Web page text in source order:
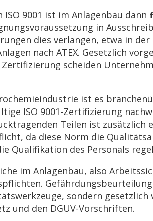
9001 ist im Anlagenbau dann
in
dies verlangen, etwa in
nach ATEX. Gesetzlich
scheiden
ist es
ISO 9001-Zertifizierung
Teilen ist zusätzlich
da diese Norm die
Qualifikation des Personals
im Anlagenbau, also
sondern
und den DGUV-Vorschriften.